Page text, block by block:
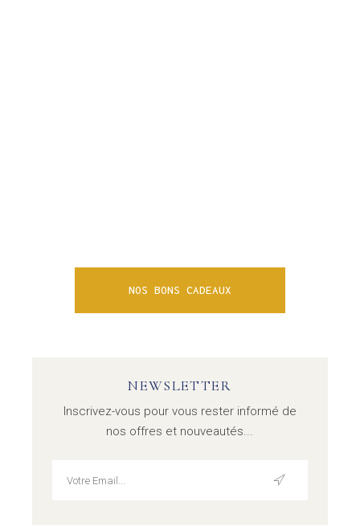
NOS BONS CADEAUX
NEWSLETTER
Inscrivez-vous pour vous rester informé de
nos offres et nouveautés...